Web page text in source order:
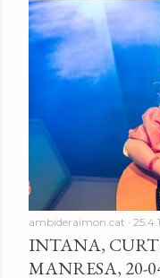
ambideraimon.cat
INTANA,
MANRESA, 20-